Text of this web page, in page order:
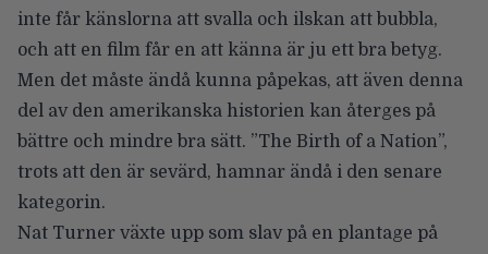
inte får känslorna att svalla och ilskan att bubbla,
och att en film får en att känna är ju ett bra betyg.
Men det måste ändå kunna påpekas, att även denna
del av den amerikanska historien kan återges på
bättre och mindre bra sätt. ”The Birth of a Nation”,
trots att den är sevärd, hamnar ändå i den senare
kategorin.
Nat Turner växte upp som slav på en plantage på